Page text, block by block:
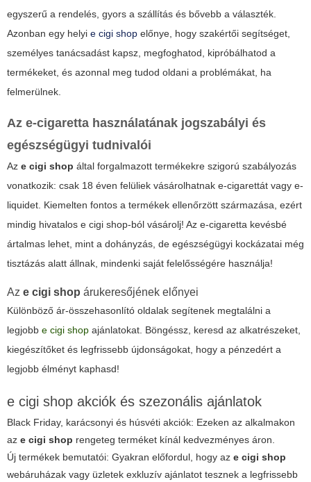
egyszerű a rendelés, gyors a szállítás és bővebb a választék.
Azonban egy helyi e cigi shop előnye, hogy szakértői segítséget,
személyes tanácsadást kapsz, megfoghatod, kipróbálhatod a
termékeket, és azonnal meg tudod oldani a problémákat, ha
felmerülnek.
Az e-cigaretta használatának jogszabályi és
egészségügyi tudnivalói
Az e cigi shop által forgalmazott termékekre szigorú szabályozás
vonatkozik: csak 18 éven felüliek vásárolhatnak e-cigarettát vagy e-
liquidet. Kiemelten fontos a termékek ellenőrzött származása, ezért
mindig hivatalos e cigi shop-ból vásárolj! Az e-cigaretta kevésbé
ártalmas lehet, mint a dohányzás, de egészségügyi kockázatai még
tisztázás alatt állnak, mindenki saját felelősségére használja!
Az e cigi shop árukeresőjének előnyei
Különböző ár-összehasonlító oldalak segítenek megtalálni a
legjobb e cigi shop ajánlatokat. Böngéssz, keresd az alkatrészeket,
kiegészítőket és legfrissebb újdonságokat, hogy a pénzedért a
legjobb élményt kaphasd!
e cigi shop akciók és szezonális ajánlatok
Black Friday, karácsonyi és húsvéti akciók: Ezeken az alkalmakon
az e cigi shop rengeteg terméket kínál kedvezményes áron.
Új termékek bemutatói: Gyakran előfordul, hogy az e cigi shop
webáruházak vagy üzletek exkluzív ajánlatot tesznek a legfrissebb